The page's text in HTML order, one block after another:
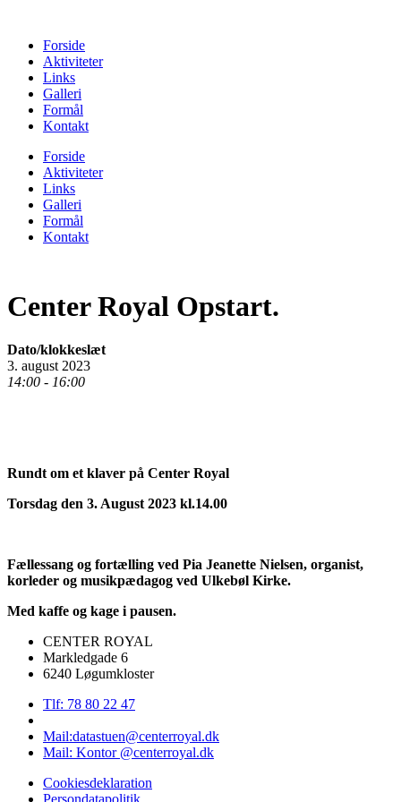
Forside
Aktiviteter
Links
Galleri
Formål
Kontakt
Forside
Aktiviteter
Links
Galleri
Formål
Kontakt
Center Royal Opstart.
Dato/klokkeslæt
3. august 2023
14:00 - 16:00
Rundt om et klaver på Center Royal
Torsdag den 3. August 2023 kl.14.00
Fællessang og fortælling ved Pia Jeanette Nielsen, organist,
korleder og musikpædagog ved Ulkebøl Kirke.
Med kaffe og kage i pausen.
CENTER ROYAL
Markledgade 6
6240 Løgumkloster
Tlf: 78 80 22 47
Mail:datastuen@centerroyal.dk
Mail: Kontor @centerroyal.dk
Cookiesdeklaration